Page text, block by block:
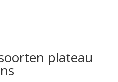
plateau